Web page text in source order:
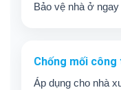
Bảo vệ nhà ở
Chống mối công
Áp dụng cho nhà